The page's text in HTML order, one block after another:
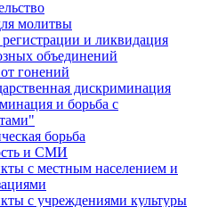
молитвы
и ликвидация
объединений
гонений
дискриминация
и борьба с
борьба
и СМИ
с местным населением и
с учреждениями культуры